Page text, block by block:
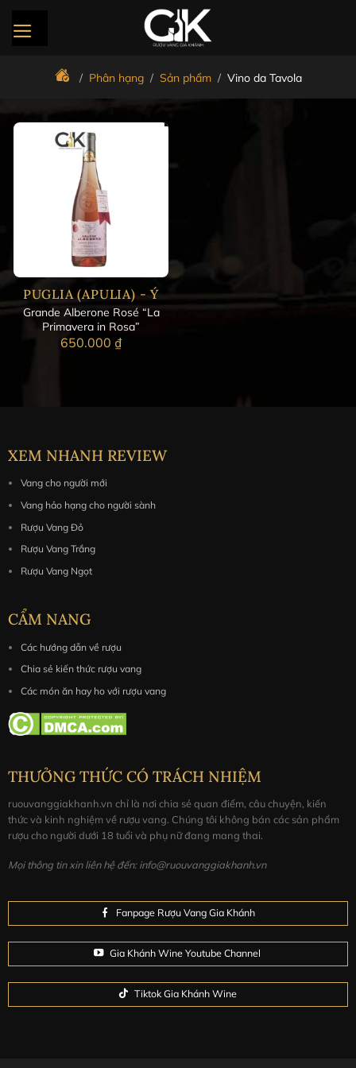
qua
/ Phân hạng / Sản phẩm / Vino da Tavola
PUGLIA (APULIA) - Ý
Grande Alberone Rosé “La
Primavera in Rosa”
650.000 ₫
XEM NHANH REVIEW
Vang cho người mới
Vang hảo hạng cho người sành
Rượu Vang Đỏ
Rượu Vang Trắng
Rượu Vang Ngọt
CẨM NANG
Các hướng dẫn về rượu
Chia sẻ kiến thức rượu vang
Các món ăn hay ho với rượu vang
THƯỞNG THỨC CÓ TRÁCH NHIỆM
ruouvanggiakhanh.vn chỉ là nơi chia sẻ quan điểm, câu chuyện, kiến
thức và kinh nghiệm về rượu vang. Chúng tôi không bán các sản phẩm
rượu cho người dưới 18 tuổi và phụ nữ đang mang thai.
Mọi thông tin xin liên hệ đến: info@ruouvanggiakhanh.vn
Fanpage Rượu Vang Gia Khánh
Gia Khánh Wine Youtube Channel
Tiktok Gia Khánh Wine